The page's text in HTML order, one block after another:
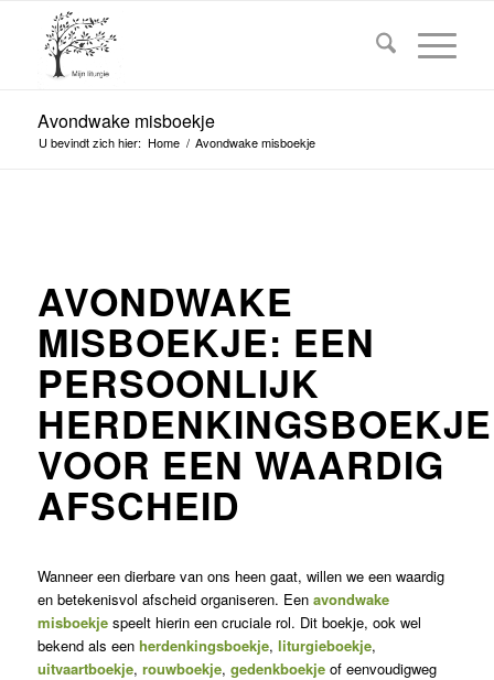
Avondwake misboekje
U bevindt zich hier: Home / Avondwake misboekje
AVONDWAKE
MISBOEKJE: EEN
PERSOONLIJK
HERDENKINGSBOEKJE
VOOR EEN WAARDIG
AFSCHEID
Wanneer een dierbare van ons heen gaat, willen we een waardig
en betekenisvol afscheid organiseren. Een avondwake
misboekjespeelt hierin een cruciale rol. Dit boekje, ook wel
bekend als een herdenkingsboekje, liturgieboekje,
uitvaartboekje, rouwboekje, gedenkboekjeof eenvoudigweg